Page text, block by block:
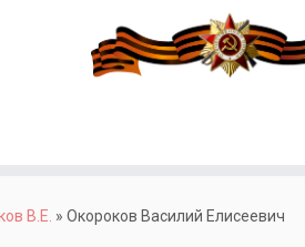
В.Е. » Окороков Василий Елисеевич